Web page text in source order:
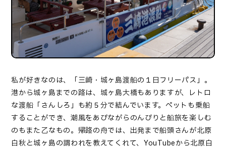
私が好きなのは、「三崎・城ヶ島渡船の１日フリーパス」。
港から城ヶ島までの路は、城ヶ島大橋もありますが、レトロ
な渡船「さんしろ」も約５分で結んでいます。ペットも乗船
することができ、潮風をあびながらのんびりと船旅を楽しむ
のもまた乙なもの。帰路の舟では、出発まで船頭さんが北原
白秋と城ヶ島の謂われを教えてくれて、 YouTubeから北原白